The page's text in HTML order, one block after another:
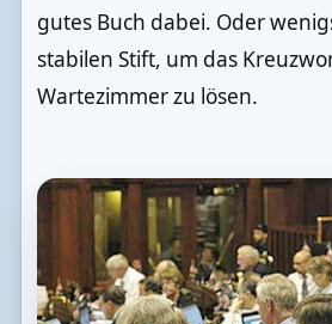
gutes Buch dabei. Oder
stabilen Stift, um das
Wartezimmer zu lösen.